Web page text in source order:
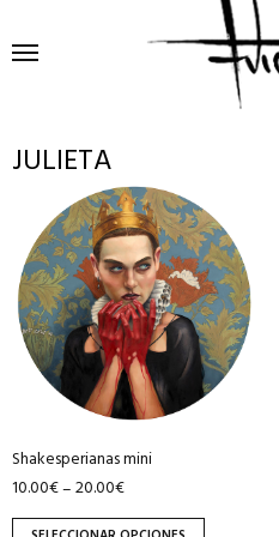
JULIETA
Shakesperianas mini
10.00€–20.00€
producto
tiene
múltiples
variantes.
Las
opciones
elegir
en
la